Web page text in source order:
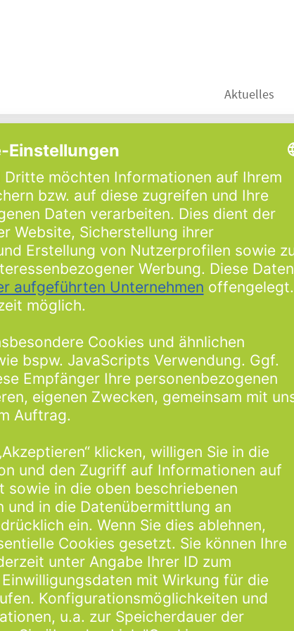
Aktuelles
BRUNNEN
in Germany“. Nur die besten, funktionalsten und
dieses hohen Anspruchs kennt fast jeder Lehrer und jeder
Produktionsanlagen ein Großteil der Markenartikel
mit tausenden von Produkten beliefert werden.
KLASSIKER